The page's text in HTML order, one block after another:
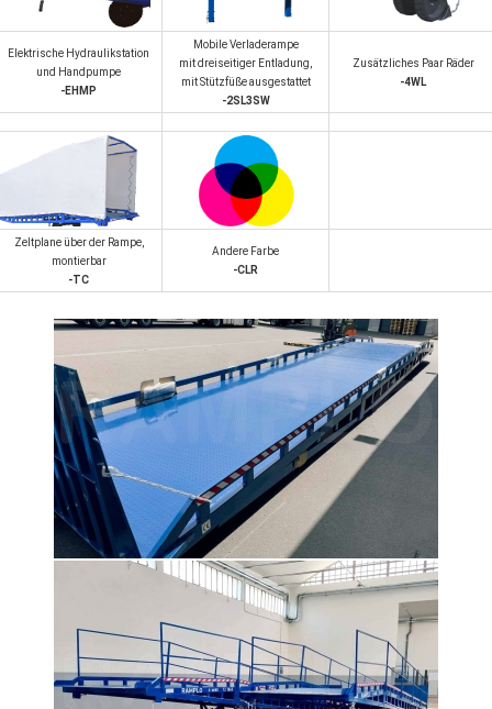
Elektrische Hydraulikstation
und Handpumpe
-EHMP
Mobile Verladerampe
mit dreiseitiger Entladung,
mit Stützfüße ausgestattet
-2SL3SW
Zusätzliches Paar Räder
-4WL
Zeltplane über der Rampe,
montierbar
-TC
Andere Farbe
-CLR